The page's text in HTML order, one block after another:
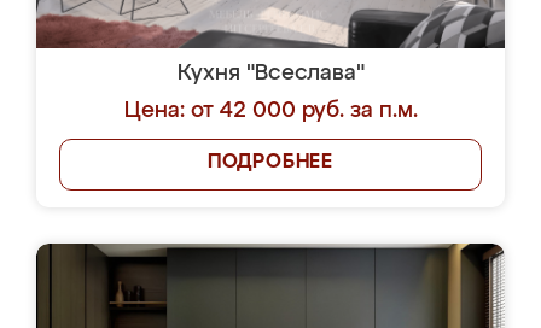
Кухня "Всеслава"
Цена: от 42 000 руб. за п.м.
ПОДРОБНЕЕ